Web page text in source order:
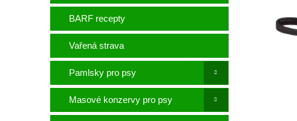
n
l
BARF recepty
Vařená strava
Pamlsky pro psy
Masové konzervy pro psy